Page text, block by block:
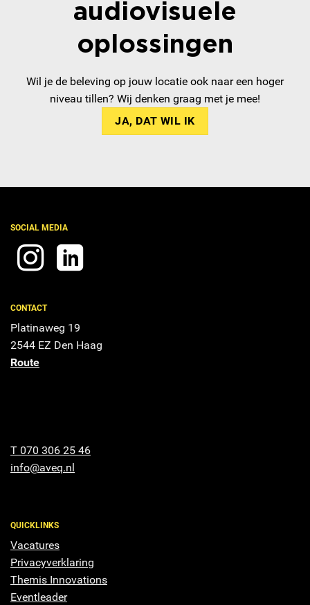
audiovisuele
oplossingen
Wil je de beleving op jouw locatie ook naar een hoger
niveau tillen? Wij denken graag met je mee!
JA, DAT WIL IK
SOCIAL MEDIA
CONTACT
Platinaweg 19
2544 EZ Den Haag
Route
T 070 306 25 46
info@aveq.nl
QUICKLINKS
Vacatures
Privacyverklaring
Themis Innovations
Eventleader